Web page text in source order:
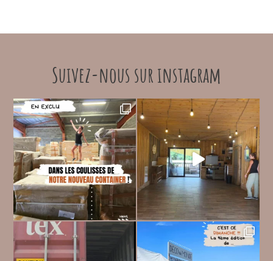
Suivez-nous sur instagram